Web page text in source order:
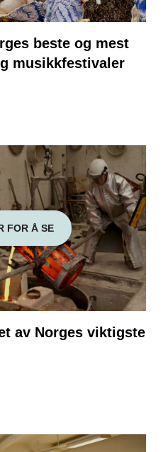
beste og mest
musikkfestivaler
FOR Å SE
av Norges viktigste